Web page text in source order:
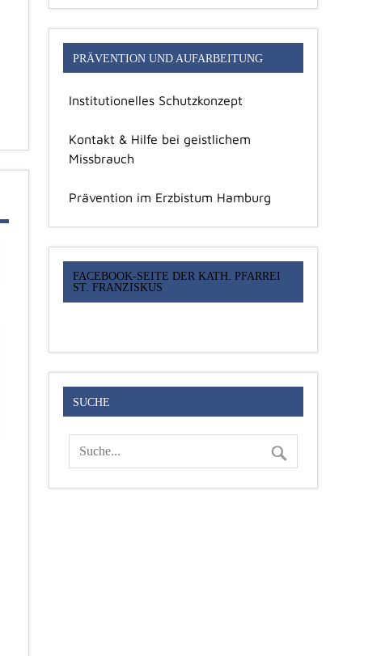
PRÄVENTION UND AUFARBEITUNG
Institutionelles Schutzkonzept
Kontakt & Hilfe bei geistlichem
Missbrauch
Prävention im Erzbistum Hamburg
FACEBOOK-SEITE DER KATH. PFARREI
ST. FRANZISKUS
SUCHE